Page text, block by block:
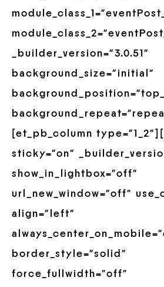
_builder_version=”3.0.51″
background_size=”initial”
[et_pb_column
sticky=”on”
show_in_lightbox=”off”
url_new_window=”off”
align=”left”
border_style=”solid”
force_fullwidth=”off”